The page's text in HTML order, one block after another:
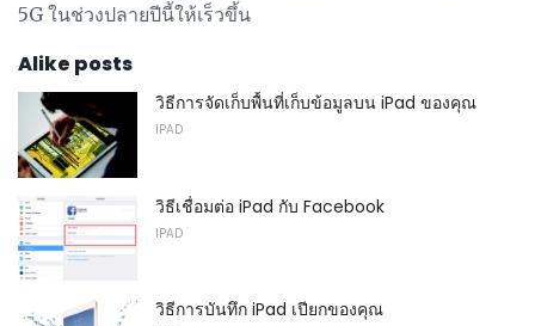
5G ในช่วงปลายปีนี้ให้เร็วขึ้น
Alike posts
วิธีการจัดเก็บพื้นที่เก็บข้อมูลบน iPad ของคุณ
IPAD
วิธีเชื่อมต่อ iPad กับ Facebook
IPAD
วิธีการบันทึก iPad เปียกของคุณ